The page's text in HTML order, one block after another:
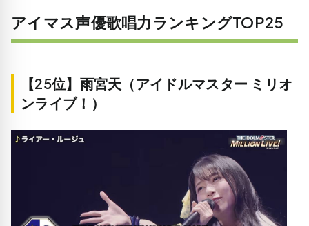
アイマス声優歌唱力ランキングTOP25
【25位】雨宮天（アイドルマスター ミリオ
ンライブ！）